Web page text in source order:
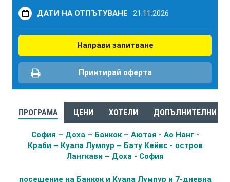
ДАТИ НА ОТПЪТУВАНЕ 21.11.2026
Направи запитване
Принтирай оферта
ПРОГРАМА ЦЕНИ ХОТЕЛИ ДОПЪЛНИТЕЛНИ
София – Доха – Банкок – Аютая - Ао Нанг -
Краби – Куала Лумпур – Бату Кейвс - остров
Лангкави – Доха - София
посещение на Банкок и Куала Лумпур и 7-дневна